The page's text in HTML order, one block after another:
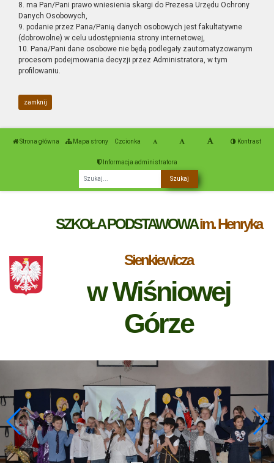
8. ma Pan/Pani prawo wniesienia skargi do Prezesa Urzędu Ochrony
Danych Osobowych,
9. podanie przez Pana/Panią danych osobowych jest fakultatywne
(dobrowolne) w celu udostępnienia strony internetowej,
10. Pana/Pani dane osobowe nie będą podlegały zautomatyzowanym
procesom podejmowania decyzji przez Administratora, w tym
profilowaniu.
zamknij
Strona główna Mapa strony Czcionka Kontrast
Informacja administratora
SZKOŁA PODSTAWOWAim. Henryka
Sienkiewicza
w Wiśniowej
Górze